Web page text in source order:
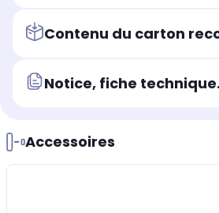
Contenu du carton
Notice, fiche
Accessoires